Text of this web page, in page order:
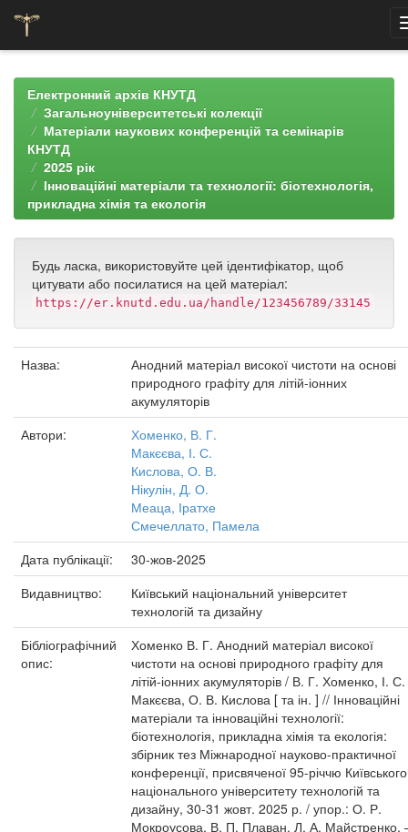
navigationЕлектронний архів КНУТД
Загальноуніверситетські колекції
Матеріали наукових конференцій та семінарів
КНУТД
2025 рік
Інноваційні матеріали та технології: біотехнологія,
прикладна хімія та екологія
Будь ласка, використовуйте цей ідентифікатор, щоб
цитувати або посилатися на цей матеріал:
https://er.knutd.edu.ua/handle/123456789/33145
Назва:
Анодний матеріал високої чистоти на основі
природного графіту для літій-іонних
акумуляторів
Автори:
Хоменко, В. Г.
Макєєва, І. С.
Кислова, О. В.
Нікулін, Д. О.
Меаца, Іратхе
Смечеллато, Памела
Дата публікації:
30-жов-2025
Видавництво:
Київський національний університет
технологій та дизайну
Бібліографічний
опис:
Хоменко В. Г. Анодний матеріал високої
чистоти на основі природного графіту для
літій-іонних акумуляторів / В. Г. Хоменко, І. С.
Макєєва, О. В. Кислова [ та ін. ] // Інноваційні
матеріали та інноваційні технології:
біотехнологія, прикладна хімія та екологія:
збірник тез Міжнародної науково-практичної
конференції, присвяченої 95-річчю Київського
національного університету технологій та
дизайну, 30-31 жовт. 2025 р. / упор.: О. Р.
Мокроусова, В. П. Плаван, Л. А. Майстренко.